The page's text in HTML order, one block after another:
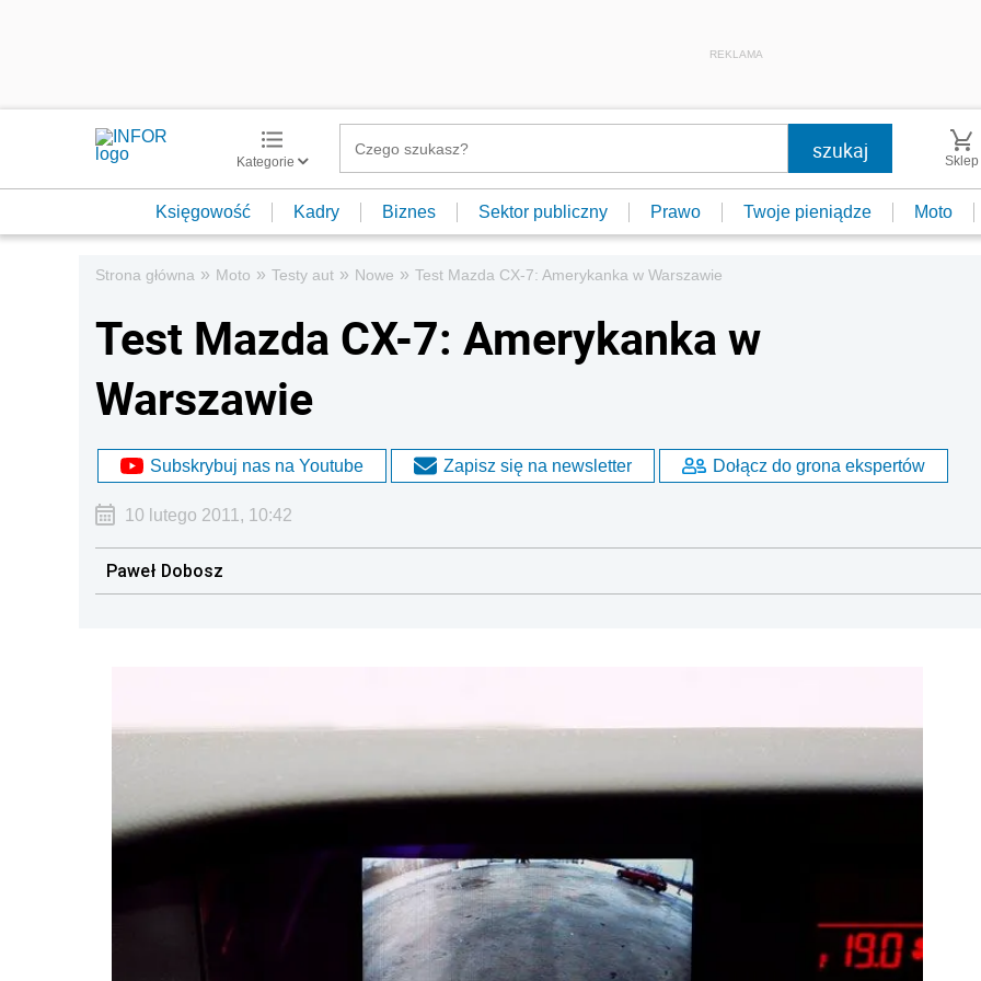
REKLAMA
Kategorie Sklep
Księgowość Kadry Biznes Sektor publiczny Prawo Twoje pieniądze Moto
Strona główna » Moto » Testy aut » Nowe » Test Mazda CX-7: Amerykanka w Warszawie
Test Mazda CX-7: Amerykanka w
Warszawie
Subskrybuj nas na Youtube Zapisz się na newsletter Dołącz do grona ekspertów
10 lutego 2011, 10:42
Paweł Dobosz